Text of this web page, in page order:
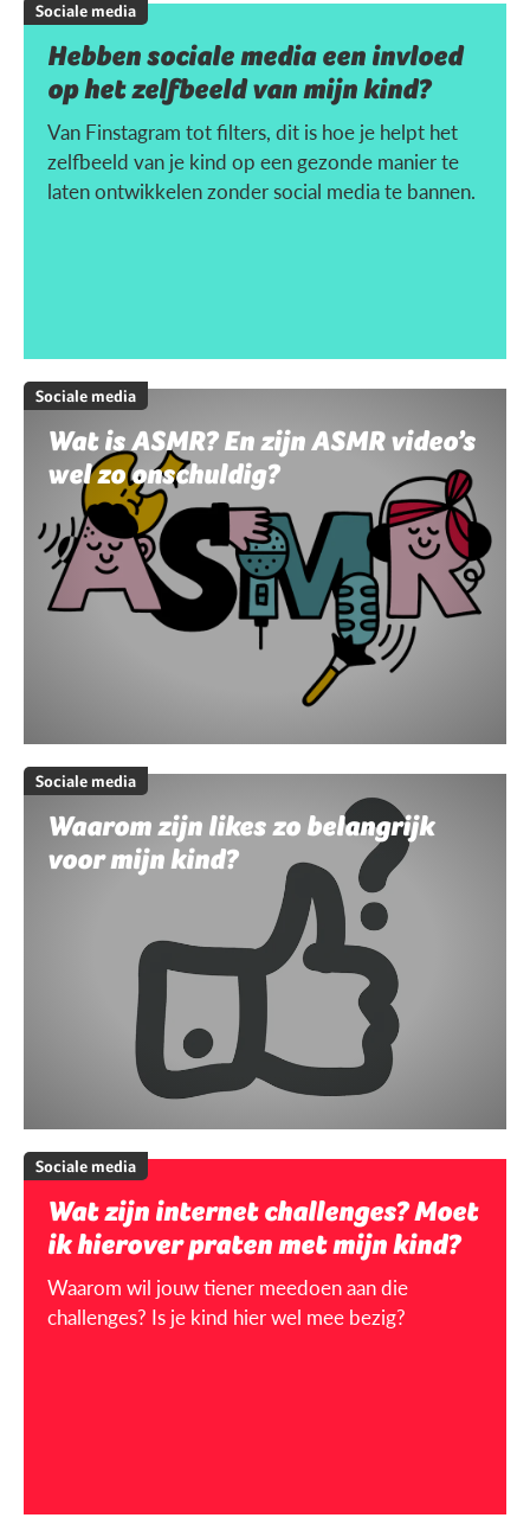
Sociale media
Hebben sociale media een invloed
op het zelfbeeld van mijn kind?
Van Finstagram tot filters, dit is hoe je helpt het
zelfbeeld van je kind op een gezonde manier te
laten ontwikkelen zonder social media te bannen.
Sociale media
Wat is ASMR? En zijn ASMR video’s
wel zo onschuldig?
Sociale media
Waarom zijn likes zo belangrijk
voor mijn kind?
Sociale media
Wat zijn internet challenges? Moet
ik hierover praten met mijn kind?
Waarom wil jouw tiener meedoen aan die
challenges? Is je kind hier wel mee bezig?